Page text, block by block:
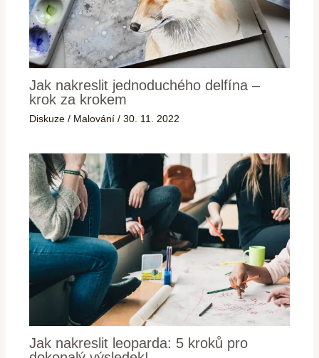
Jak nakreslit jednoduchého delfína –
krok za krokem
Diskuze / Malování /30. 11. 2022
Jak nakreslit leoparda: 5 kroků pro